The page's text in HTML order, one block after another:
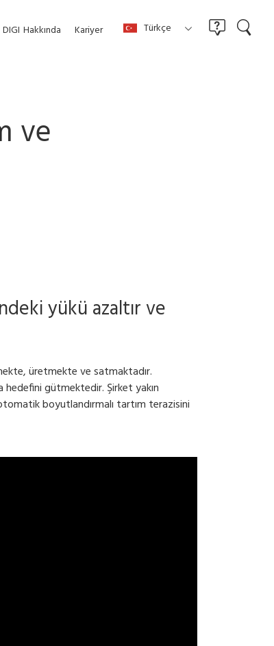
DIGI Hakkında Kariyer Türkçe
ve
yükü azaltır ve
üretmekte ve satmaktadır.
hedefini gütmektedir. Şirket yakın
boyutlandırmalı tartım terazisini